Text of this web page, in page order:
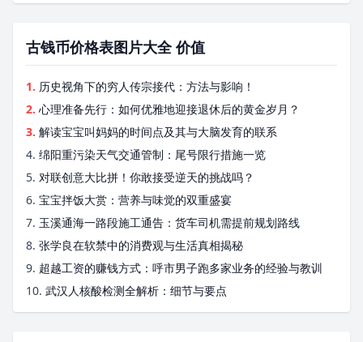
古钱币价格表图片大全 价值
1. 历史视角下的穷人传宗接代：方法与影响！
2. 心理准备先行：如何优雅地迎接退休后的黄金岁月？
3. 解读宝宝叫妈妈的时间点及其与大脑发育的联系
4. 绵阳重污染天气交通管制：尾号限行措施一览
5. 对联创意大比拼！你敢接受逆天的挑战吗？
6. 宝宝拌饭大赏：营养与味觉的双重盛宴
7. 玉溪通海一路段施工通告：货车司机需提前规划路线
8. 张学良在软禁中的消费观与生活真相揭秘
9. 超越工资的赚钱方式：呼市男子跑多家业务的经验与教训
10. 武汉人核酸检测全解析：细节与要点